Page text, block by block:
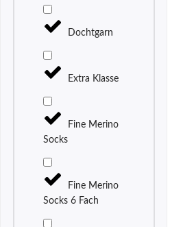
Dochtgarn
Extra Klasse
Fine Merino
Socks
Fine Merino
Socks 6 Fach